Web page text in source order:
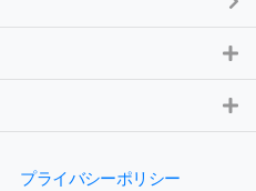
プライバシーポリシー